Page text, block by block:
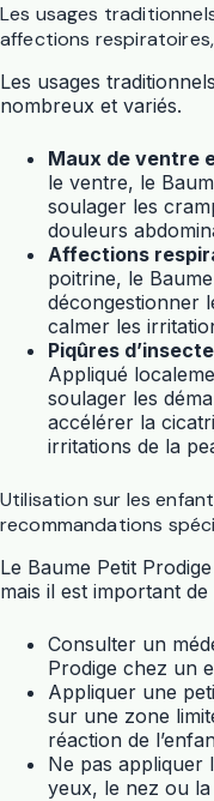
Les usages
affections
Les usages
nombreux et variés.
Maux de ventre
le ventre, le
soulager les
douleurs
Affections
poitrine, le
décongestionner
calmer les
Piqûres
Appliqué
soulager les
accélérer la
irritations de la
Utilisation sur les
recommandations
Le Baume Petit
mais il est important
Consulter un
Prodige chez un
Appliquer une
sur une zone
réaction de
Ne pas appliquer
yeux, le nez ou